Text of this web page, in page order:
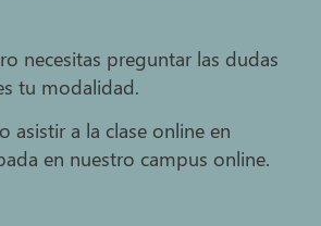
necesitas preguntar las dudas
tu modalidad.
asistir a la clase online en
en nuestro campus online.